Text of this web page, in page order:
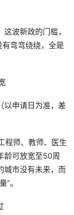
波新政的门槛，
有弯弯绕绕，全是
以申请日为准，差
程师、教师、医生
龄可放宽至50周
市没有未来，而
”。